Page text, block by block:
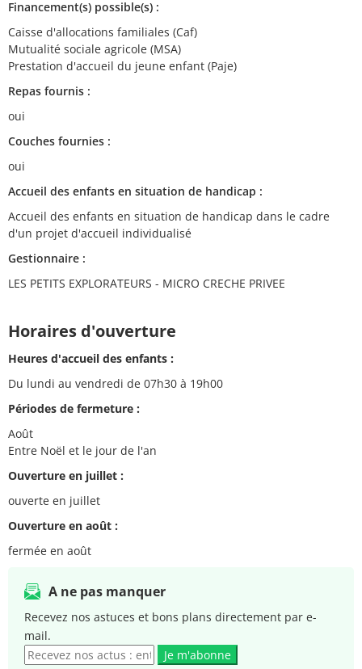
Financement(s) possible(s) :
Caisse d'allocations familiales (Caf)
Mutualité sociale agricole (MSA)
Prestation d'accueil du jeune enfant (Paje)
Repas fournis :
oui
Couches fournies :
oui
Accueil des enfants en situation de handicap :
Accueil des enfants en situation de handicap dans le cadre
d'un projet d'accueil individualisé
Gestionnaire :
LES PETITS EXPLORATEURS - MICRO CRECHE PRIVEE
Horaires d'ouverture
Heures d'accueil des enfants :
Du lundi au vendredi de 07h30 à 19h00
Périodes de fermeture :
Août
Entre Noël et le jour de l'an
Ouverture en juillet :
ouverte en juillet
Ouverture en août :
fermée en août
A ne pas manquer
Recevez nos astuces et bons plans directement par e-
mail.
Je m'abonne